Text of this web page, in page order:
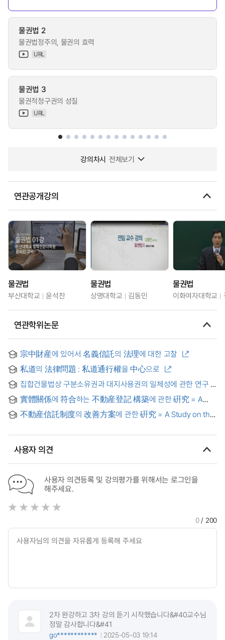
물권법 2
물권법정주의, 물권의 효력
URL
물권법 3
물권적청구권의 성질
URL
강의차시 전체보기
연관공개강의
물권법
부산대학교 윤석찬
물권법
상명대학교 김동민
물권법
이화여자대학교
연관학위논문
宗中財産에 있어서 名義信託의 法理에 대한 고찰
私道의 法律問題 : 私道通行權을 中心으로
집합건물법상 구분소유권과 대지사용권의 일체성에 관한 연구 =
A study on the integrity of classified ownership and land
use rights under the collective building Act
實體關係에 符合하는 不動産登記 構築에 관한 硏究 = A
study on the construction of the real-estate registration
corresponding to the substance
不動産信託制度의 改善方案에 관한 硏究 = A Study on the
사용자 의견
사용자 의견등록 및 강의평가를 위해서는 로그인을
해주세요.
0/ 200
2차 완강하고 3차 강의 듣기 시작했습니다&#40교수님
정말 감사합니다&#41
go************
2025-05-03 19:14